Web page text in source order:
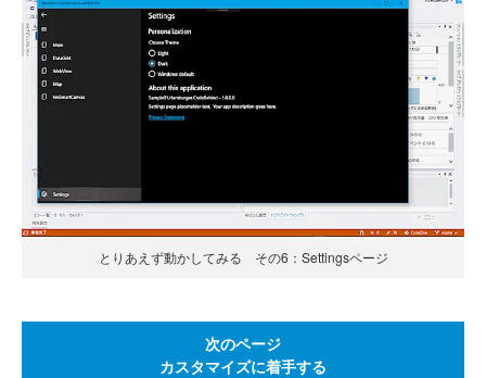
とりあえず動かしてみる その6：Settingsページ
次のページ
カスタマイズに着手する